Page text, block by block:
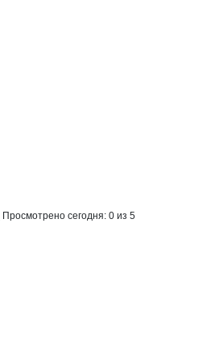
Просмотрено сегодня: 0 из 5